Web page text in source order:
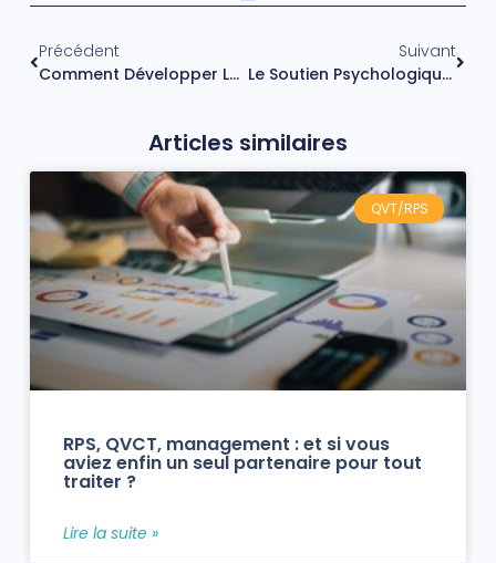
Précédent
Comment Développer La Prise De Décision En Entreprise ?
Suivant
Le Soutien Psychologique Pour Allier Bien-Être Et Performance
Articles similaires
QVT/RPS
RPS, QVCT, management : et si vous
aviez enfin un seul partenaire pour tout
traiter ?
Lire la suite »